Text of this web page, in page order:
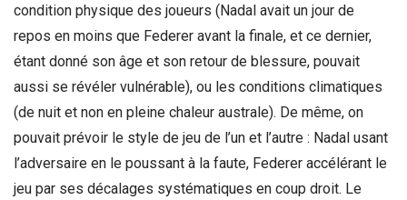
condition physique des joueurs (Nadal avait un jour de
repos en moins que Federer avant la finale, et ce dernier,
étant donné son âge et son retour de blessure, pouvait
aussi se révéler vulnérable), ou les conditions climatiques
(de nuit et non en pleine chaleur australe). De même, on
pouvait prévoir le style de jeu de l’un et l’autre : Nadal usant
l’adversaire en le poussant à la faute, Federer accélérant le
jeu par ses décalages systématiques en coup droit. Le